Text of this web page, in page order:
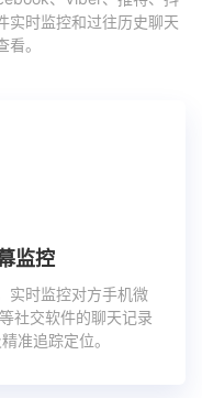
实时监控和过往历史聊天
。
监控
实时监控对方手机微
社交软件的聊天记录
准追踪定位。